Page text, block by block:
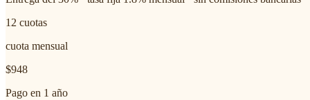
12 cuotas
cuota mensual
$948
Pago en 1 año